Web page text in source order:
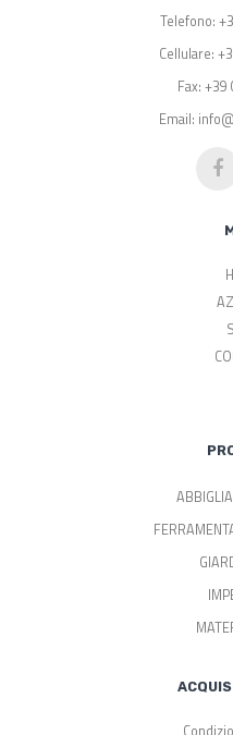
Telefono:
Cellulare:
Fax:
Email: